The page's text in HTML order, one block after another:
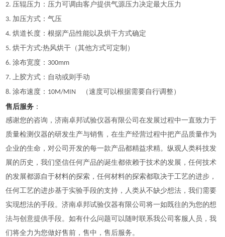
2.压辊压力：压力可调由客户提供气源压力决定最大压力
3.加压方式：气压
4.烘道长度：根据产品性能以及烘干方式确定
5.烘干方式:热风烘干（其他方式可定制）
6.涂布宽度： 300mm
7.上胶方式：自动或则手动
8.涂布速度： 10M/MIN （速度可以根据需要自行调整）
售后服务 ：
感谢您的咨询，济南卓邦试验仪器有限公司在发展过程中一直致力于
质量检测仪器的研发生产与销售，在生产经营过程中把产品质量作为
企业的生命，对公司开发的每一款产品都精益求精。纵观人类科技发
展的历史，我们坚信任何产品的诞生都依赖于技术的发展，任何技术
的发展都源自于材料的探索，任何材料的探索都取决于工艺的进步，
任何工艺的进步基于实验手段的支持，人类从不缺少想法，我们需要
实现想法的手段。济南卓邦试验仪器有限公司将一如既往的为您的想
法与创意提供手段。如有什么问题可以随时联系我公司客服人员，我
们将全力为您做好售前，售中，售后服务。